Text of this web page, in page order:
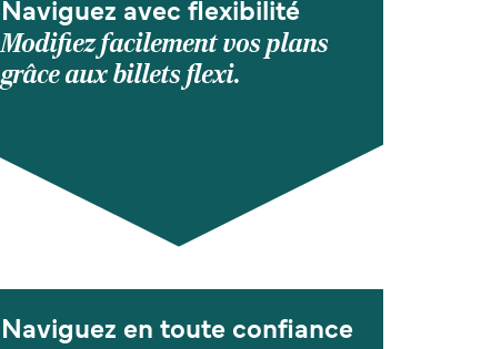
Naviguez avec flexibilité
Modifiez facilement vos plans
grâce aux billets flexi.
Naviguez en toute confiance